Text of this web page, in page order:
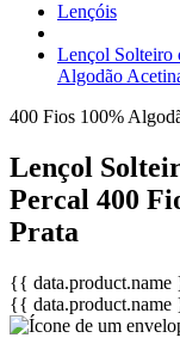
Lençóis
Lençol Solteiro
Algodão
400 Fios 100%
Lençol
Percal 400
Prata
{{
{{